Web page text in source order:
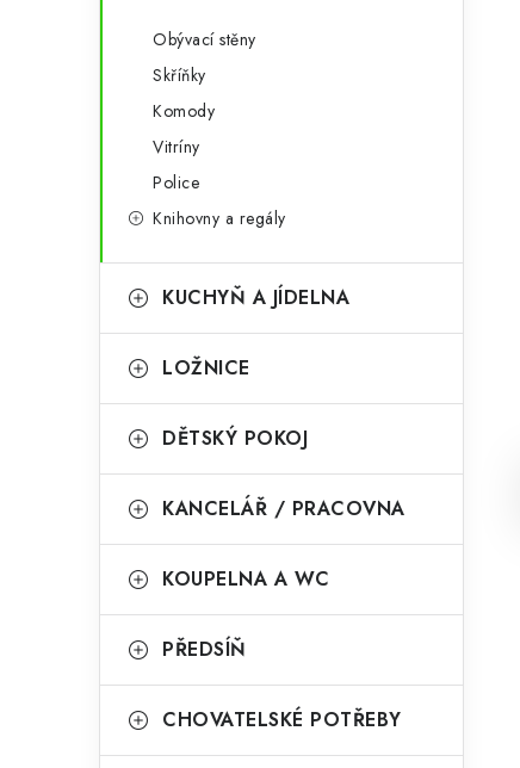
Obývací stěny
Skříňky
Komody
Vitríny
Police
Knihovny a regály
KUCHYŇ A JÍDELNA
LOŽNICE
DĚTSKÝ POKOJ
KANCELÁŘ / PRACOVNA
KOUPELNA A WC
PŘEDSÍŇ
CHOVATELSKÉ POTŘEBY